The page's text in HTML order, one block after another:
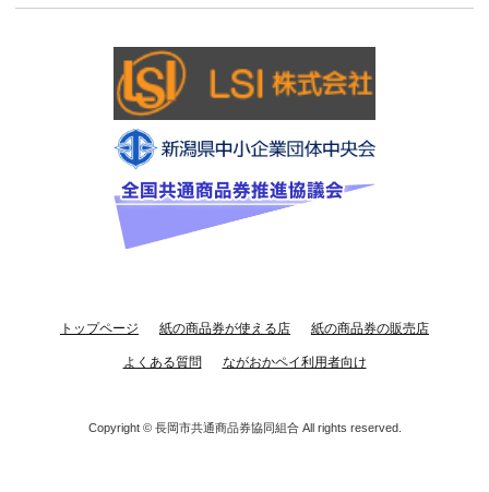
トップページ 紙の商品券が使える店 紙の商品券の販売店
よくある質問 ながおかペイ利用者向け
Copyright © 長岡市共通商品券協同組合All rights reserved.